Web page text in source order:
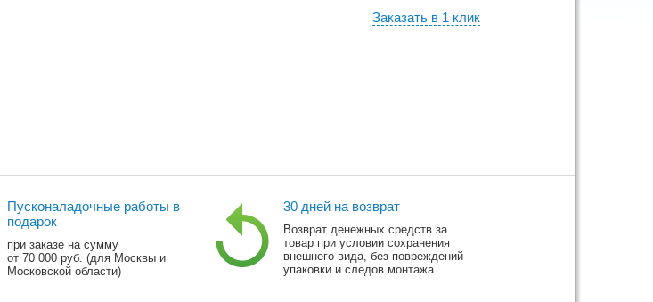
Заказать в 1 клик
Пусконаладочные работы в
подарок
при заказе на сумму
от 70 000 руб. (для Москвы и
Московской области)
30 дней на возврат
Возврат денежных средств за
товар при условии сохранения
внешнего вида, без повреждений
упаковки и следов монтажа.